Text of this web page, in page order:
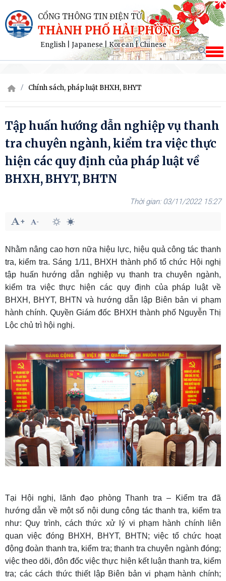
CỔNG THÔNG TIN ĐIỆN TỬ
THÀNH PHỐ HẢI PHÒNG
English Japanese|Korean|Chinese
Chính sách, pháp luật BHXH, BHYT
Tập huấn hướng dẫn nghiệp vụ thanh
tra chuyên ngành, kiểm tra việc thực
hiện các quy định của pháp luật về
BHXH, BHYT, BHTN
03/11/2022 15:27
Nhằm nâng cao hơn nữa hiệu lực, hiệu quả công tác thanh
tra, kiểm tra. Sáng 1/11, BHXH thành phố tổ chức Hội nghị
tập huấn hướng dẫn nghiệp vụ thanh tra chuyên ngành,
kiểm tra việc thực hiện các quy định của pháp luật về
BHXH, BHYT, BHTN và hướng dẫn lập Biên bản vi phạm
hành chính. Quyền Giám đốc BHXH thành phố Nguyễn Thị
Lộc chủ trì hội nghị.
Tại Hội nghị, lãnh đạo phòng Thanh tra – Kiểm tra đã
hướng dẫn về một số nội dung công tác thanh tra, kiểm tra
như: Quy trình, cách thức xử lý vi phạm hành chính liên
quan việc đóng BHXH, BHYT, BHTN; việc tổ chức hoạt
động đoàn thanh tra, kiểm tra; thanh tra chuyên ngành đóng;
việc theo dõi, đôn đốc việc thực hiện kết luận thanh tra, kiểm
tra; các cách thức thiết lập Biên bản vi phạm hành chính;